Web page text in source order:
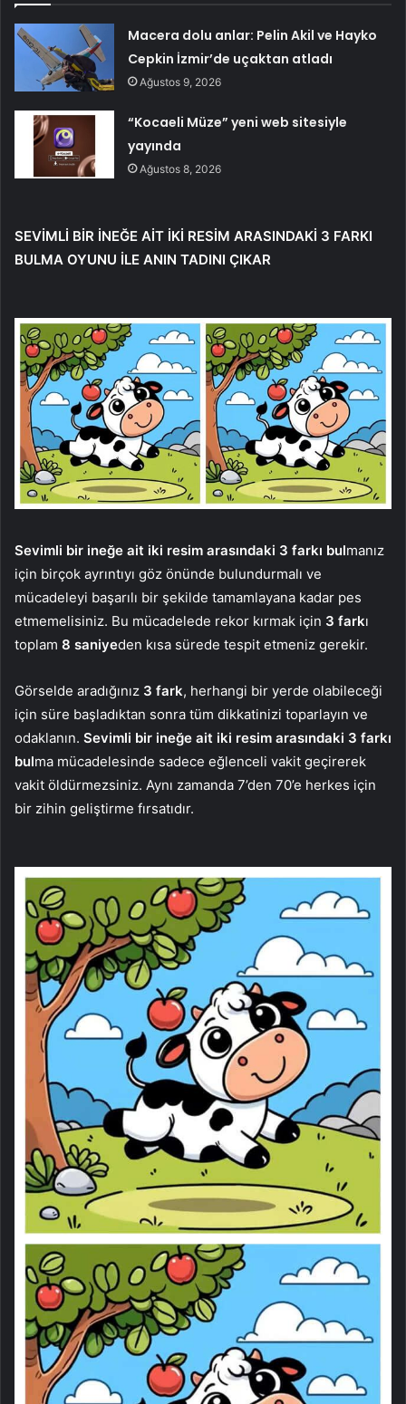
Macera dolu anlar: Pelin Akil ve Hayko
Cepkin İzmir’de uçaktan atladı
Ağustos 9, 2026
“Kocaeli Müze” yeni web sitesiyle
yayında
Ağustos 8, 2026
SEVİMLİ BİR İNEĞE AİT İKİ RESİM ARASINDAKİ 3 FARKI
BULMA OYUNU İLE ANIN TADINI ÇIKAR
Sevimli bir ineğe ait iki resim arasındaki 3 farkı bulmanız
için birçok ayrıntıyı göz önünde bulundurmalı ve
mücadeleyi başarılı bir şekilde tamamlayana kadar pes
etmemelisiniz. Bu mücadelede rekor kırmak için 3 farkı
toplam 8 saniyeden kısa sürede tespit etmeniz gerekir.
Görselde aradığınız 3 fark, herhangi bir yerde olabileceği
için süre başladıktan sonra tüm dikkatinizi toparlayın ve
odaklanın. Sevimli bir ineğe ait iki resim arasındaki 3 farkı
bulma mücadelesinde sadece eğlenceli vakit geçirerek
vakit öldürmezsiniz. Aynı zamanda 7’den 70’e herkes için
bir zihin geliştirme fırsatıdır.